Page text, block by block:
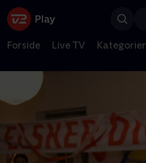
Forside Live TV Kategorier